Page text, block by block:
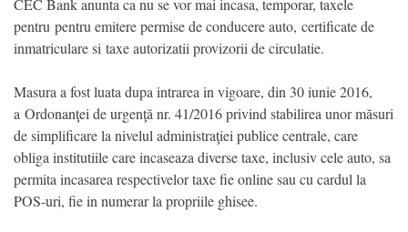
pentru pentru emitere permise de conducere auto, certificate de
inmatriculare si taxe autorizatii provizorii de circulatie.
Masura a fost luata dupa intrarea in vigoare, din 30 iunie 2016,
a Ordonanţei de urgenţă nr. 41/2016 privind stabilirea unor măsuri
de simplificare la nivelul administraţiei publice centrale, care
obliga institutiile care incaseaza diverse taxe, inclusiv cele auto, sa
permita incasarea respectivelor taxe fie online sau cu cardul la
POS-uri, fie in numerar la propriile ghisee.